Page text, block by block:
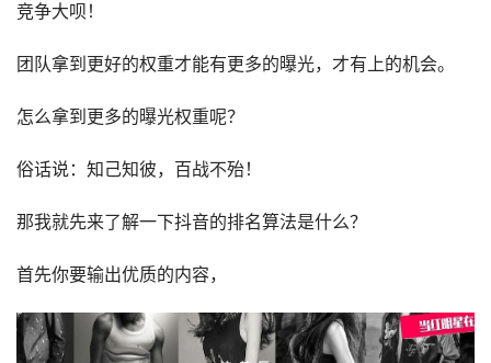
竞争大呗！
团队拿到更好的权重才能有更多的曝光，才有上的机会。
怎么拿到更多的曝光权重呢？
俗话说：知己知彼，百战不殆！
那我就先来了解一下抖音的排名算法是什么？
首先你要输出优质的内容，